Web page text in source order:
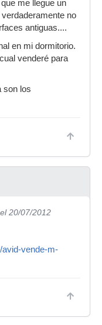
me llegue un
no
antiguas....
en mi dormitorio.
venderé para
son los
el 20/07/2012
avid-vende-m-